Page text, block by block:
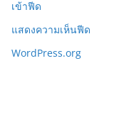
เข้าฟีด
แสดงความเห็นฟีด
WordPress.org